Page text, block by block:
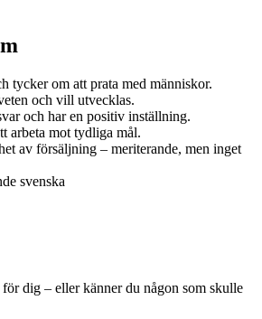
tycker om att prata med människor.
och vill utvecklas.
och har en positiv inställning.
arbeta mot tydliga mål.
av försäljning – meriterande, men inget
svenska
dig – eller känner du någon som skulle